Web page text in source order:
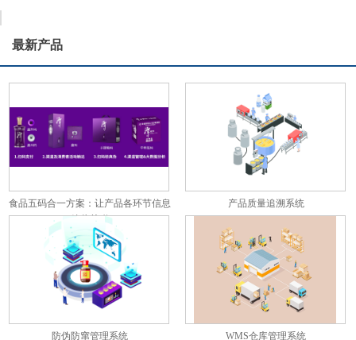
最新产品
食品五码合一方案：让产品各环节信息
彼此关联
产品质量追溯系统
防伪防窜管理系统 WMS仓库管理系统